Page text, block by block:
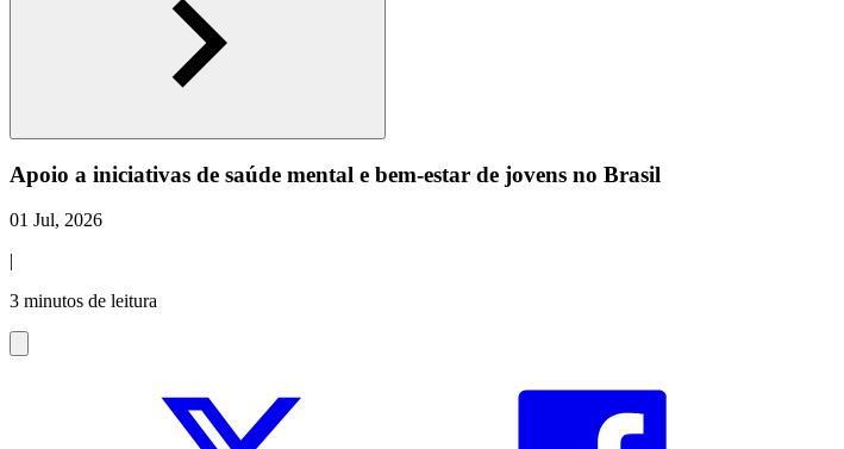
Apoio a iniciativas de saúde mental e bem-estar de jovens no Brasil
01 Jul, 2026
|
3 minutos de leitura